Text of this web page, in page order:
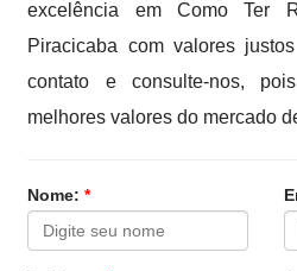
excelência em Como Ter
Piracicaba com valores
contato e consulte-nos,
melhores valores do mercado
Nome:*